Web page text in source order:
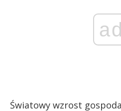
ad
Światowy wzrost